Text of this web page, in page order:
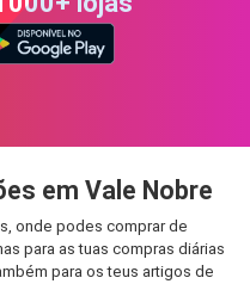
em Vale Nobre
onde podes comprar de
para as tuas compras diárias
para os teus artigos de